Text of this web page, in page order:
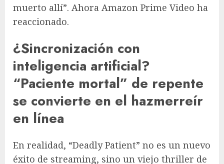
muerto allí”. Ahora Amazon Prime Video ha
reaccionado.
¿Sincronización con
inteligencia artificial?
“Paciente mortal” de repente
se convierte en el hazmerreír
en línea
En realidad, “Deadly Patient” no es un nuevo
éxito de streaming, sino un viejo thriller de